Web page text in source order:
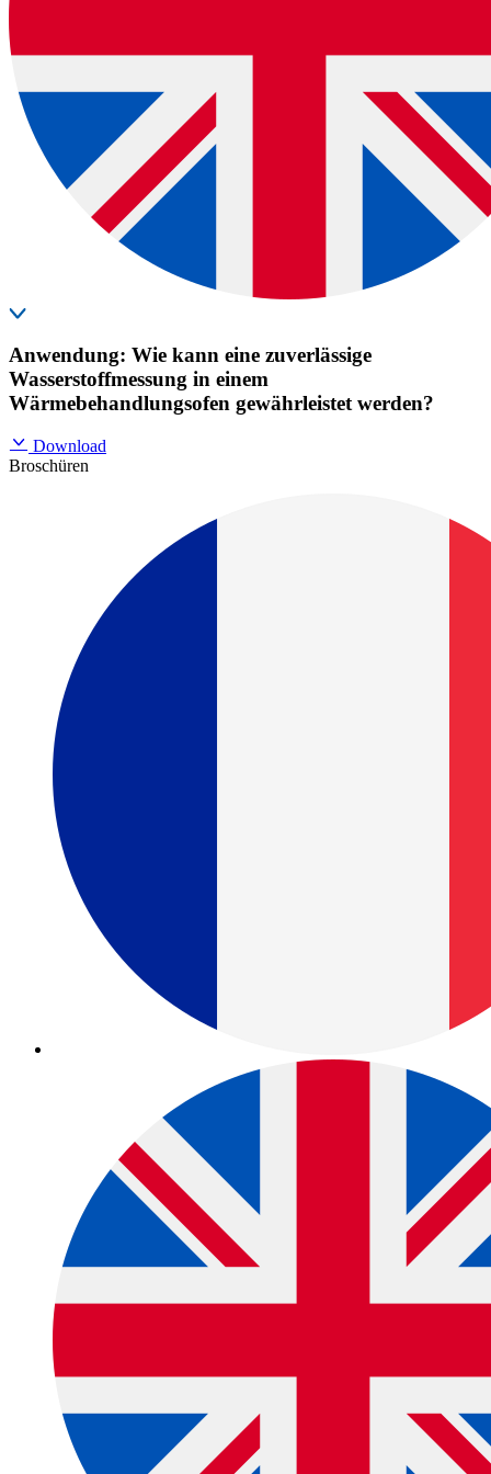
Anwendung: Wie kann eine zuverlässige
Wasserstoffmessung in einem
Wärmebehandlungsofen gewährleistet werden?
Download
Broschüren